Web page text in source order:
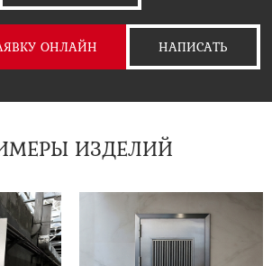
ОНЛАЙН НАПИСАТЬ
ИЗДЕЛИЙ